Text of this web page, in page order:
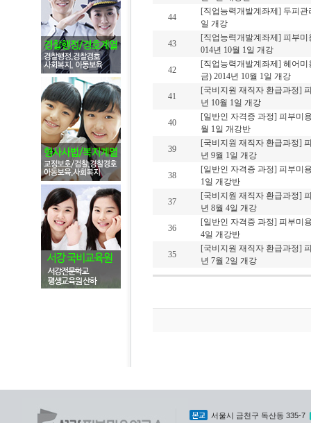
44
[직업능력개발계좌제] 두피관
일 개강
43
[직업능력개발계좌제] 피부
014년 10월 1일 개강
42
[직업능력개발계좌제] 헤어
금) 2014년 10월 1일 개강
41
[국비지원 재직자 환급과정]
년 10월 1일 개강
40
[일반인 자격증 과정] 피부미
월 1일 개강반
39
[국비지원 재직자 환급과정]
년 9월 1일 개강
38
[일반인 자격증 과정] 피부미
1일 개강반
37
[국비지원 재직자 환급과정]
년 8월 4일 개강
36
[일반인 자격증 과정] 피부미
4일 개강반
35
[국비지원 재직자 환급과정]
년 7월 2일 개강
본교
서울시 금천구 독산동 335-7